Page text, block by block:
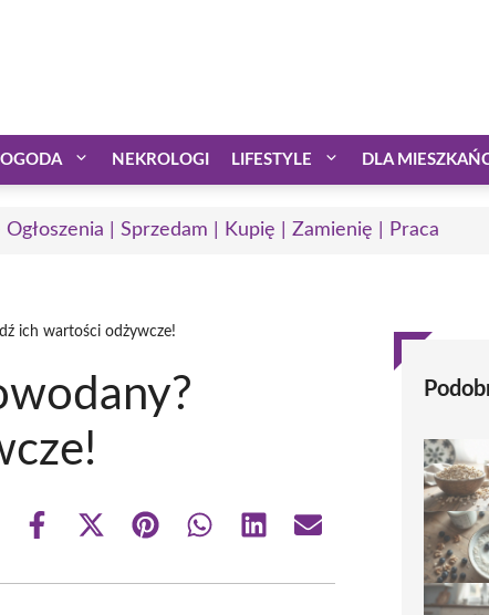
NEKROLOGI LIFESTYLE DLA
| Sprzedam | Kupię | Zamienię | Praca
ich wartości odżywcze!
Share
Share
(Twitter)
Share Share Share Share